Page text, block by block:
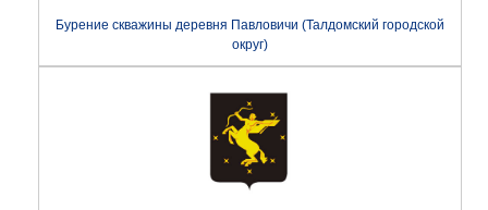
Бурение скважины деревня Павловичи (Талдомский городской
округ)